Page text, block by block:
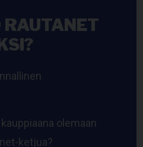
olemaan
ketjua?